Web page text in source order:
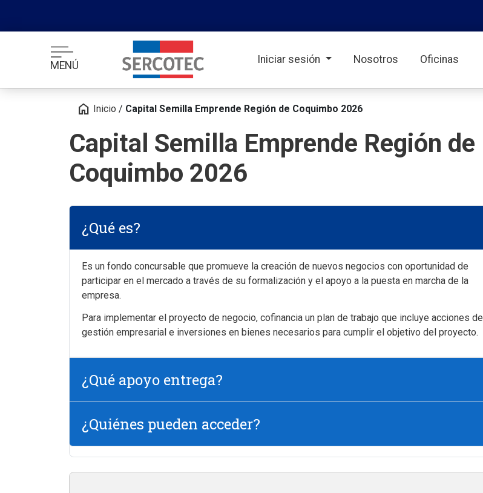
MENÚ Iniciar sesión Nosotros Oficinas
home Inicio / Capital Semilla Emprende Región de Coquimbo 2026
Capital Semilla Emprende Región de
Coquimbo 2026
¿Qué es?
Es un fondo concursable que promueve la creación de nuevos negocios con oportunidad de
participar en el mercado a través de su formalización y el apoyo a la puesta en marcha de la
empresa.
Para implementar el proyecto de negocio, cofinancia un plan de trabajo que incluye acciones de
gestión empresarial e inversiones en bienes necesarios para cumplir el objetivo del proyecto.
¿Qué apoyo entrega?
¿Quiénes pueden acceder?